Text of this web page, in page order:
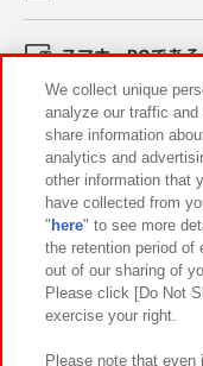
スマホ・PCであ
イベント・キャン
関連会社
プライバシーポリシー
お取引先さま
カスタマーハラスメント
We collect unique
analyze our traffic
share information
analytics and
other information that
have collected from
" here" to see more
the retention period of
out of our sharing of
Please click [Do Not
exercise your right.
Please note that even